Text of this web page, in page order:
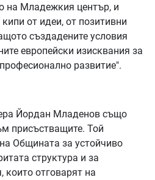
на Младежкия център, и
от идеи, от позитивни
създадените условия
европейски изисквания за
развитие".
Йордан Младенов също
присъстващите. Той
Общината за устойчиво
структура и за
които отговарят на